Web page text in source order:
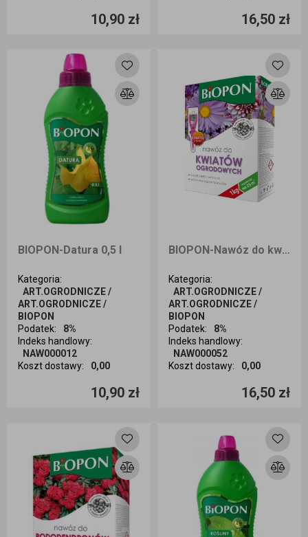
10,90 zł 16,50 zł
BIOPON-Datura 0,5 l
Kategoria:
ART.OGRODNICZE /
ART.OGRODNICZE /
BIOPON
Podatek:
8%
Indeks handlowy:
NAW000012
Koszt dostawy: 0,00
10,90 zł
Ilość sztuk
BIOPON-Nawóz do kwiatów ogrodowych 1 kg
Kategoria:
ART.OGRODNICZE /
ART.OGRODNICZE /
BIOPON
Podatek:
8%
Indeks handlowy:
NAW000052
Koszt dostawy: 0,00
16,50 zł
Ilość sztuk